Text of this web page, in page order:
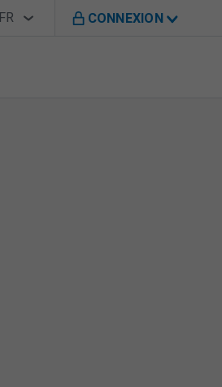
sur le site de B M O au Canada
de langue
FR
Français CONNEXION